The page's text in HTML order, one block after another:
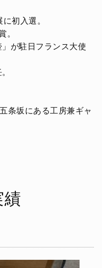
初入選。
。
が駐日フランス大使
条坂にある工房兼ギャ
績